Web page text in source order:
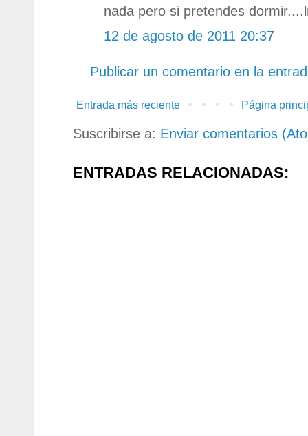
nada pero si pretendes
12 de agosto de 2011 20:37
Publicar un comentario en la
Entrada más reciente Página
Suscribirse a: Enviar comentarios
ENTRADAS RELACIONADAS: